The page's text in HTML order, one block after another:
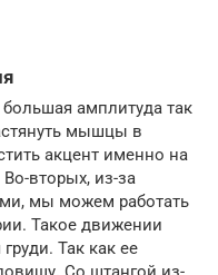
амплитуда так
мышцы в
акцент именно на
Во-вторых, из-за
мы можем работать
Такое движении
Так как ее